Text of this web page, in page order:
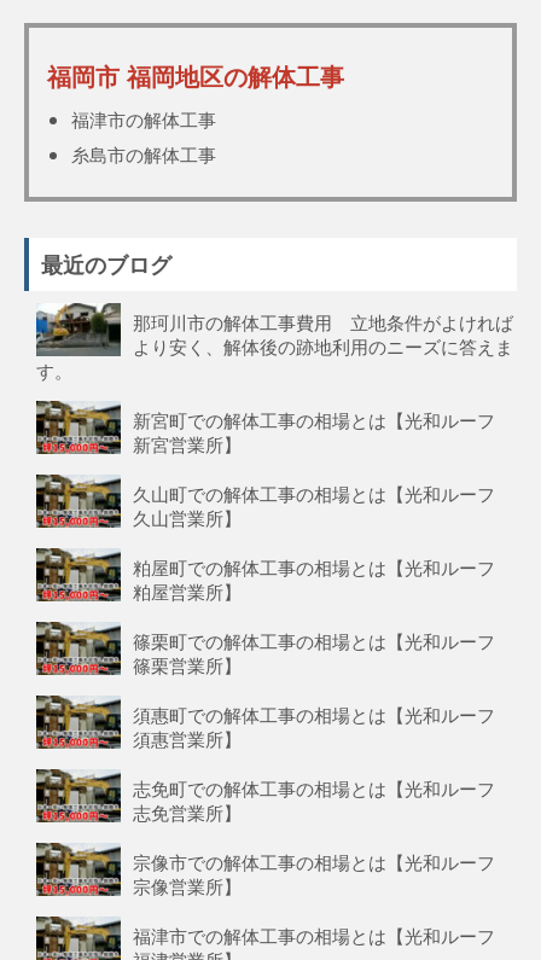
福岡市 福岡地区の解体工事
福津市の解体工事
糸島市の解体工事
最近のブログ
那珂川市の解体工事費用 立地条件がよければ
より安く、解体後の跡地利用のニーズに答えま
す。
新宮町での解体工事の相場とは【光和ルーフ
新宮営業所】
久山町での解体工事の相場とは【光和ルーフ
久山営業所】
粕屋町での解体工事の相場とは【光和ルーフ
粕屋営業所】
篠栗町での解体工事の相場とは【光和ルーフ
篠栗営業所】
須惠町での解体工事の相場とは【光和ルーフ
須惠営業所】
志免町での解体工事の相場とは【光和ルーフ
志免営業所】
宗像市での解体工事の相場とは【光和ルーフ
宗像営業所】
福津市での解体工事の相場とは【光和ルーフ